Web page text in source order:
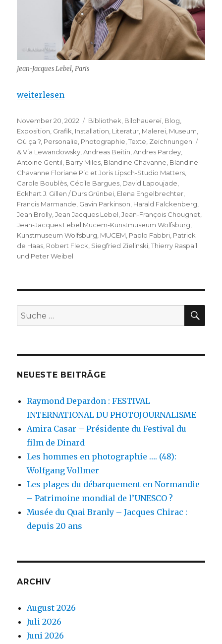
Jean-Jacques Lebel, Paris
„Jean-Jacques Lebel : Mucem – Kunstmuseum
weiterlesen
Veröffentlicht
am
November 20, 2022 Kategorien
Bibliothek, Bildhauerei, Blog,
Exposition, Grafik, Installation, Literatur, Malerei, Museum,
Où ça ?, Personalie, Photographie,Texte, Zeichnungen
& Via Lewandowsky,Andreas Beitin,Andres Pardey,
Antoine Gentil, Barry Miles, Blandine Chavanne, Blandine
Chavanne Floriane Pic et Joris Lipsch-Studio Matters,
Carole Boublès, Cécile Bargues, David Lapoujade,
Eckhart J. Gillen / Durs Grünbei, Elena Engelbrechter,
Francis Marmande, Gavin Parkinson, Harald Falckenberg,
Jean Brolly,Jean Jacques Lebel,Jean-François Chougnet,
Jean-Jacques Lebel:Mucem-Kunstmuseum Wolfsburg,
Kunstmuseum Wolfsburg, MUCEM, Pablo Fabbri, Patrick
de Haas, Robert Fleck, Siegfried Zielinski,Thierry Raspail
und Peter Weibel
Suche
nach:
NEUESTE BEITRÄGE
Raymond Depardon : FESTIVAL
INTERNATIONAL DU PHOTOJOURNALISME
Amira Casar – Présidente du Festival du
film de Dinard
Les hommes en photographie …. (48):
Wolfgang Vollmer
Les plages du débarquement en Normandie
– Patrimoine mondial de l’UNESCO ?
Musée du Quai Branly – Jacques Chirac :
depuis 20 ans
ARCHIV
August 2026
Juli 2026
Juni 2026